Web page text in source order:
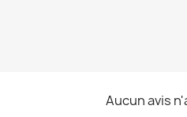
Aucun avis